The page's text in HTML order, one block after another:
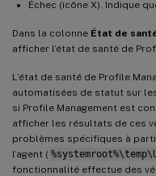
Échec (icône X). Indique
Dans la colonne État de
afficher l’état de santé de
L’état de santé de Profile
automatisées de statut sur
si Profile Management est
afficher les résultats de ces
problèmes spécifiques à
l’agent (
fonctionnalité effectue des